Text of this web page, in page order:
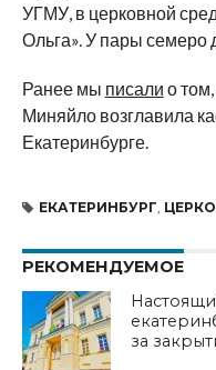
УГМУ, в церковной
Ольга». Упары семеро
Ранее мы писали о
Миняйло возглавила
Екатеринбурге.
ЕКАТЕРИНБУРГ
РЕКОМЕНДУЕМОЕ
за